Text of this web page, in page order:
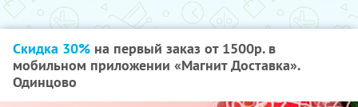
Скидка 30% на первый заказ от 1500р. в
мобильном приложении «Магнит Доставка».
Одинцово